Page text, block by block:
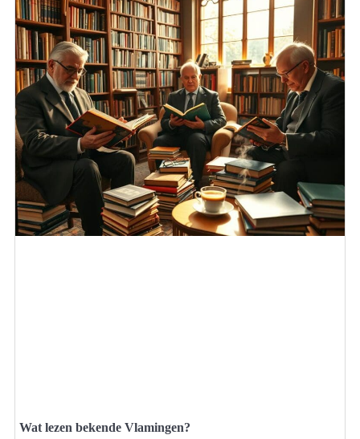
Wat lezen bekende Vlamingen?